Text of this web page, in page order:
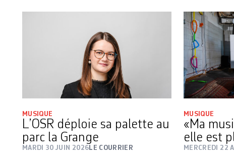
MUSIQUE
L’OSR déploie sa palette au
parc la Grange
MARDI 30 JUIN 2026 LE COURRIER
MUSIQUE
«Ma
elle est
MERCREDI 22